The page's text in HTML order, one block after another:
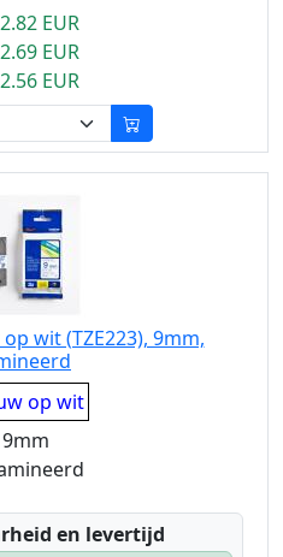
EUR
EUR
EUR
wit (TZE223), 9mm,
op wit
9mm
en levertijd